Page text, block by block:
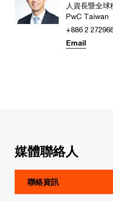
人資長暨全
PwC Taiwan
+886 2
Email
媒體聯絡人
聯絡資訊